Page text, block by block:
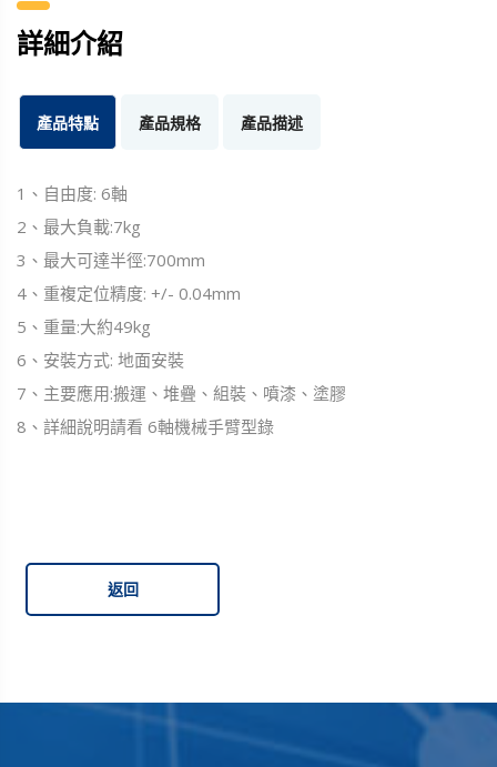
詳細介紹
產品特點 產品規格 產品描述
1、自由度: 6軸
2、最大負載:7kg
3、最大可達半徑:700mm
4、重複定位精度: +/- 0.04mm
5、重量:大約49kg
6、安裝方式: 地面安裝
7、主要應用:搬運、堆疊、組裝、噴漆、塗膠
8、詳細說明請看 6軸機械手臂型錄
返回